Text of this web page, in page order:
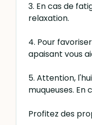
3. En cas de
relaxation.
4. Pour
apaisant vous
5. Attention,
muqueuses. En
Profitez des